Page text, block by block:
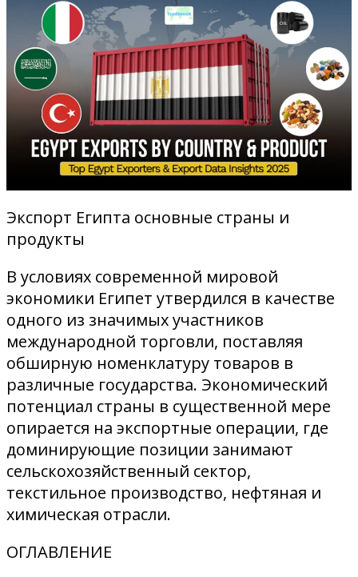
Экспорт Египта основные страны и
продукты
В условиях современной мировой
экономики Египет утвердился в качестве
одного из значимых участников
международной торговли, поставляя
обширную номенклатуру товаров в
различные государства. Экономический
потенциал страны в существенной мере
опирается на экспортные операции, где
доминирующие позиции занимают
сельскохозяйственный сектор,
текстильное производство, нефтяная и
химическая отрасли.
ОГЛАВЛЕНИЕ